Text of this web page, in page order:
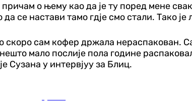
о њему као да је ту поред мене
се настави тамо гдје смо стали. Тако
скоро сам кофер држала нераспакован.
мало послије пола године
Сузана у интервјуу за Блиц.